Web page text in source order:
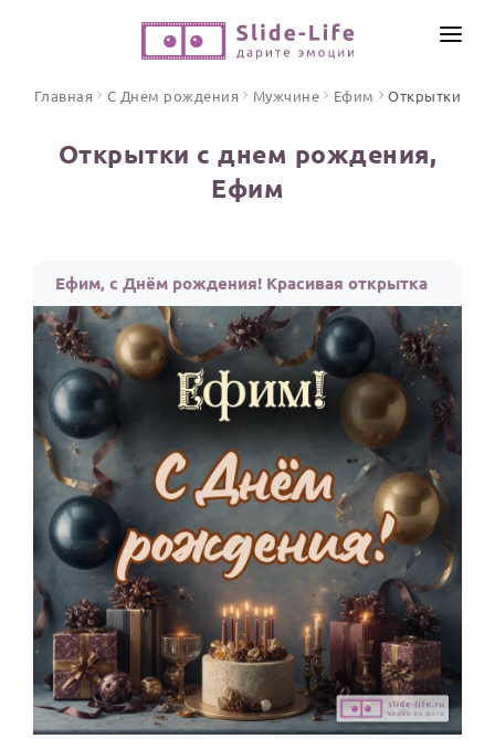
Открытки
Стихи и тексты
ПРАЗДНИКИ
С Днем рождения
Юбилей
Свадьба
Годовщина свадьбы
Календарь праздников
КОМУ
Женщине
Мужчине
Маме
ИНСТРУМЕНТЫ
ОТЗЫВЫ
Главная С Днем рождения Мужчине Ефим Открытки
Открытки с днем рождения,
Ефим
Ефим, с Днём рождения! Красивая открытка